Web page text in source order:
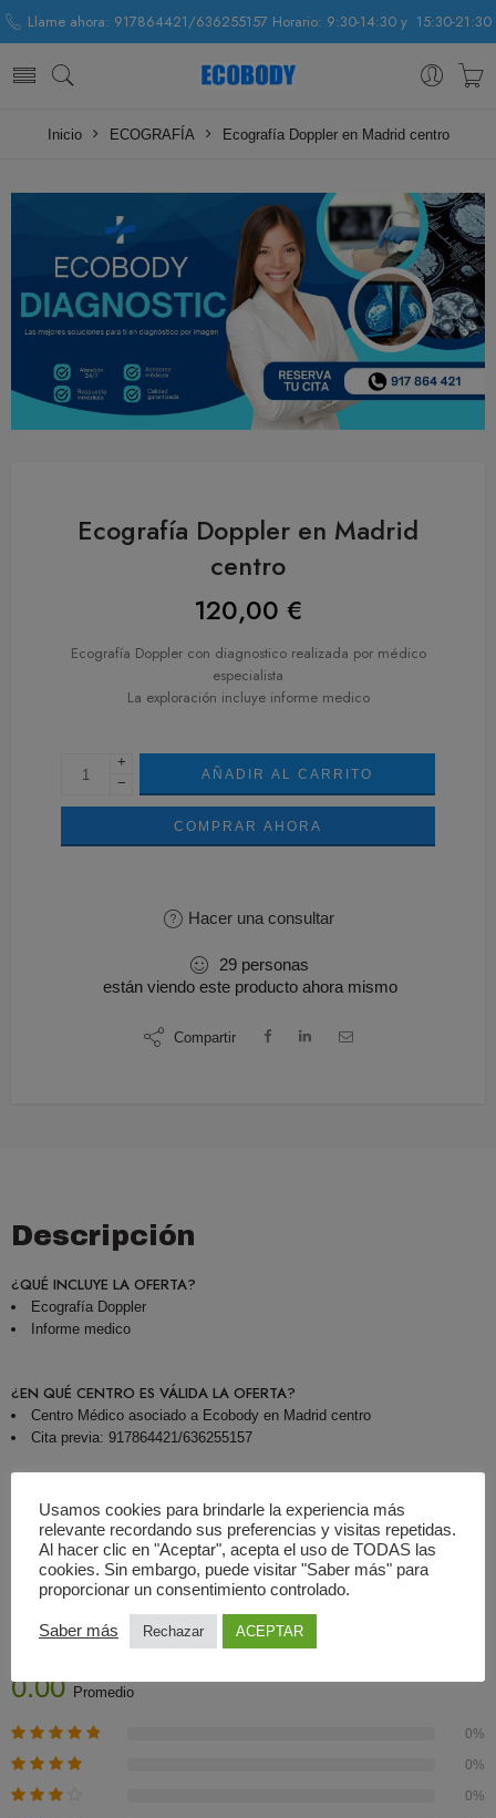
Llame ahora: 917864421/636255157 Horario: 9:30-14:30 y 15:30-21:30
Inicio ECOGRAFÍA Ecografía Doppler en Madrid centro
Ecografía Doppler en Madrid
centro
120,00 €
Ecografía Doppler con diagnostico realizada por médico
especialista
La exploración incluye informe medico
+
−
AÑADIR AL CARRITO
COMPRAR AHORA
Hacer una consultar
29 personas
están viendo este producto ahora mismo
Compartir
Descripción
¿QUÉ INCLUYE LA OFERTA?
Ecografía Doppler
Informe medico
¿EN QUÉ CENTRO ES VÁLIDA LA OFERTA?
Centro Médico asociado a Ecobody en Madrid centro
Cita previa: 917864421/636255157
Valoraciones (0)
Basado En 0 Valoraciones
0.00Promedio
0%
0%
0%
Usamos cookies para brindarle la experiencia más
relevante recordando sus preferencias y visitas repetidas.
Al hacer clic en "Aceptar", acepta el uso de TODAS las
cookies. Sin embargo, puede visitar "Saber más" para
proporcionar un consentimiento controlado.
Saber más Rechazar ACEPTAR